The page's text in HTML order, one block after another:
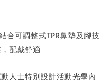
合可調整式TPR鼻墊及腳技
配戴舒適
人士特別設計活動光學內